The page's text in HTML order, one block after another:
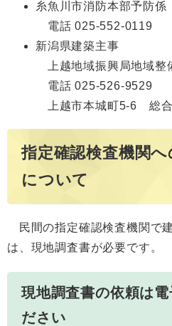
糸魚川市消防本部予防係
電話 025-552-0119
新潟県建築主事
上越地域振興局地域整
電話 025-526-9529
上越市本城町5-6 総合
指定確認検査機関
について
民間の指定確認検査機関で
は、現地調査書が必要です。
現地調査書の依頼は電
ださい